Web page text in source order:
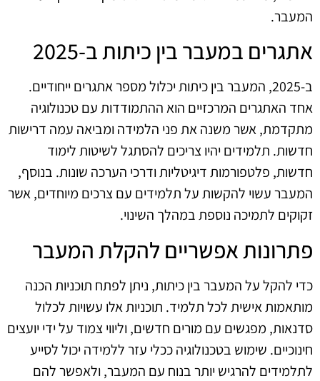
המעבר.
אתגרים במעבר בין כיתות ב‑2025
ב‑2025, המעבר בין כיתות יכלול מספר אתגרים ייחודיים.
אחד האתגרים המרכזיים הוא ההתמודדות עם טכנולוגיה
מתקדמת, אשר משנה את פני הלמידה ומביאה עמה דרישות
חדשות. תלמידים יהיו צריכים להסתגל לשיטות לימוד
חדשות, פלטפורמות דיגיטליות ודרכי הערכה שונות. בנוסף,
המעבר עשוי להקשות על תלמידים עם צרכים מיוחדים, אשר
זקוקים לתמיכה נוספת במהלך השינוי.
פתרונות אפשריים להקלת המעבר
כדי להקל על המעבר בין כיתות, ניתן לפתח תוכניות הכנה
מותאמות אישית לכל תלמיד. תוכניות אלו עשויות לכלול
סדנאות, מפגשים עם מורים חדשים, וליווי צמוד על ידי יועצים
חינוכיים. שימוש בטכנולוגיה ככלי עזר ללמידה יכול לסייע
לתלמידים להרגיש יותר בנוח עם המעבר, ולאפשר להם